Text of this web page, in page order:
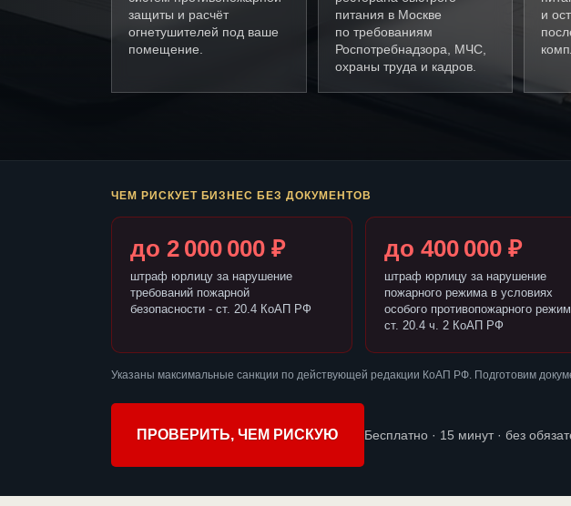
защиты и расчёт
огнетушителей под ваше
помещение.
питания в Москве
по требованиям
Роспотребнадзора, МЧС,
охраны труда и кадров.
и
ЧЕМ РИСКУЕТ БИЗНЕС БЕЗ ДОКУМЕНТОВ
до 2 000 000 ₽
штраф юрлицу за нарушение
требований пожарной
безопасности - ст. 20.4 КоАП РФ
до 400 000 ₽
штраф юрлицу за нарушение
пожарного режима в условиях
особого противопожарного
ст. 20.4 ч. 2 КоАП РФ
Указаны максимальные санкции по действующей редакции КоАП РФ. Подготовим
ПРОВЕРИТЬ, ЧЕМ РИСКУЮ Бесплатно · 15 минут · без